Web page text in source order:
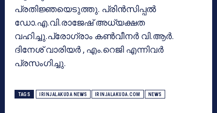
പ്രതിജ്ഞയെടുത്തു. പ്രിൻസിപ്പൽ
ഡോ.എ.വി.രാജേഷ് അധ്യക്ഷത
വഹിച്ചു.പ്രോഗ്രാം കൺവീനർ വി.ആർ.
ദിനേശ് വാരിയർ , എം.റെജി എന്നിവർ
പ്രസംഗിച്ചു.
TAGS IRINJALAKUDA NEWS IRINJALAKUDA.COM NEWS